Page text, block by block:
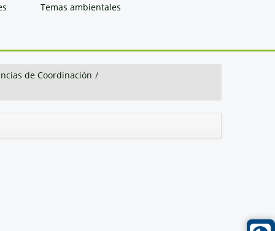
Temas ambientales
de Coordinación /